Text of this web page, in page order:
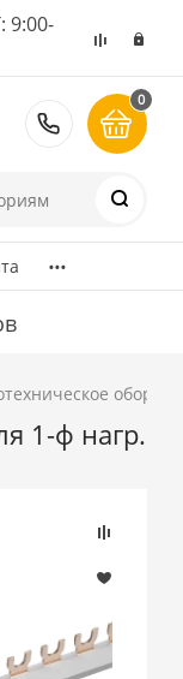
8 (495)
0
...
1-ф нагр.